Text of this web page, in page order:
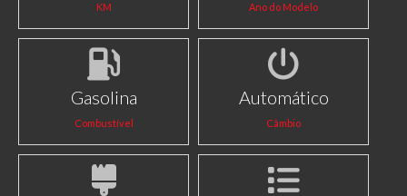
KM Ano do Modelo
Gasolina
Combustível
Automático
Câmbio